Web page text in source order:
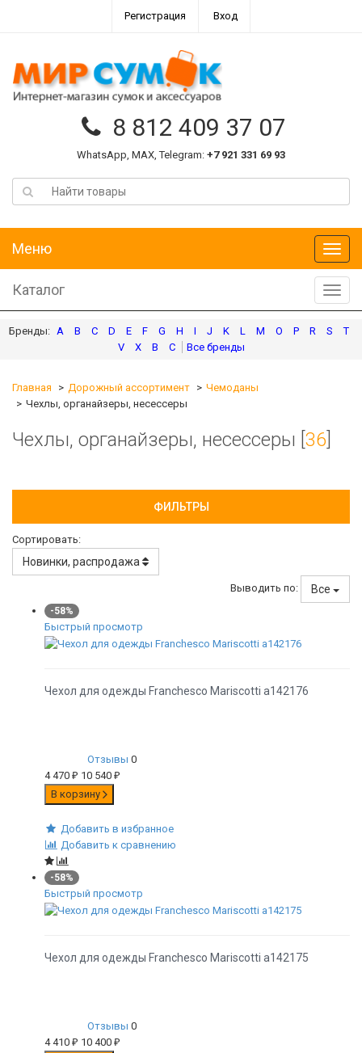
Регистрация Вход
8 812 409 37 07
WhatsApp, MAX, Telegram: +7 921 331 69 93
Меню
Меню
Каталог
A B C D E F G H I J K L M O P R S
T
V
X В С
Главная Дорожный ассортимент
Чемоданы
Чехлы, органайзеры, несессеры
Чехлы, органайзеры, несессеры [ 36
ФИЛЬТРЫ
Сортировать:
Новинки, распродажа
Выводить по: Все
-58%
Быстрый просмотр
Чехол для одежды Franchesco Mariscotti а142176
Отзывы 0
4 470 ₽ 10 540 ₽
В корзину
Добавить в избранное
Добавить к сравнению
-58%
Быстрый просмотр
Чехол для одежды Franchesco Mariscotti а142175
Отзывы 0
4 410 ₽ 10 400 ₽